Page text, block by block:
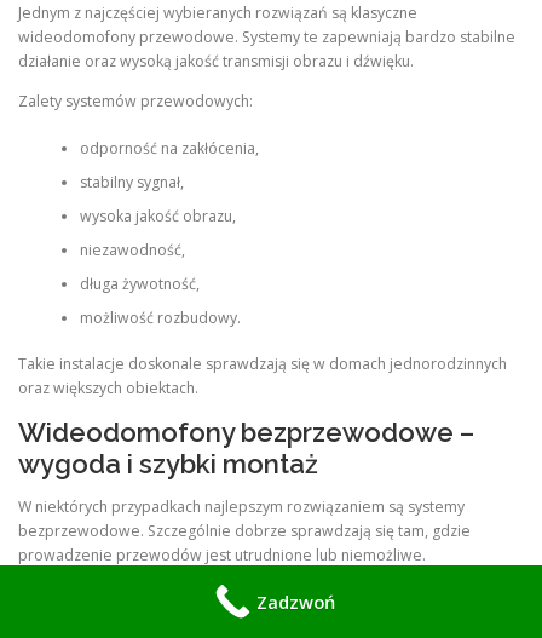
Jednym z najczęściej wybieranych rozwiązań są klasyczne
wideodomofony przewodowe. Systemy te zapewniają bardzo stabilne
działanie oraz wysoką jakość transmisji obrazu i dźwięku.
Zalety systemów przewodowych:
odporność na zakłócenia,
stabilny sygnał,
wysoka jakość obrazu,
niezawodność,
długa żywotność,
możliwość rozbudowy.
Takie instalacje doskonale sprawdzają się w domach jednorodzinnych
oraz większych obiektach.
Wideodomofony bezprzewodowe –
wygoda i szybki montaż
W niektórych przypadkach najlepszym rozwiązaniem są systemy
bezprzewodowe. Szczególnie dobrze sprawdzają się tam, gdzie
prowadzenie przewodów jest utrudnione lub niemożliwe.
Systemy bezprzewodowe wybierane są często przez właścicieli:
Zadzwoń